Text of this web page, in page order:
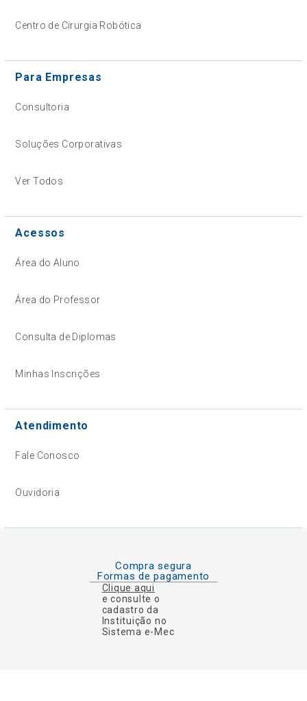
Centro de Cirurgia Robótica
Para Empresas
Consultoria
Soluções Corporativas
Ver Todos
Acessos
Área do Aluno
Área do Professor
Consulta de Diplomas
Minhas Inscrições
Atendimento
Fale Conosco
Ouvidoria
Compra segura
Formas de pagamento
Clique aqui
e consulte o
cadastro da
Instituição no
Sistema e-Mec